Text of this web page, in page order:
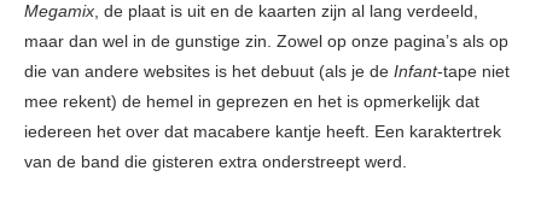
Megamix, de plaat is uit en de kaarten zijn al lang verdeeld,
maar dan wel in de gunstige zin. Zowel op onze pagina’s als op
die van andere websites is het debuut (als je de Infant-tape niet
mee rekent) de hemel in geprezen en het is opmerkelijk dat
iedereen het over dat macabere kantje heeft. Een karaktertrek
van de band die gisteren extra onderstreept werd.